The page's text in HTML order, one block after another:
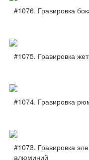
#1076. Гравировка
#1075. Гравировка
#1074. Гравировка
#1073. Гравировка
алюминий